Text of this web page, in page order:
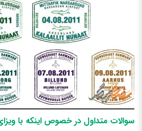
سوالات متداول در خصوص اینکه با